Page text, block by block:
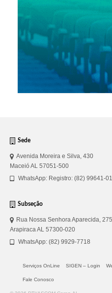
Contatos
Fale Conosco
NEP
Sede
Avenida Moreira e Silva, 430
Maceió AL 57051-500
WhatsApp: Registro: (82) 99641-
Subseção
Rua Nossa Senhora Aparecida, 275
Arapiraca AL 57300-020
WhatsApp: (82) 9929-7718
Serviços OnLine SIGEN – Login
Fale Conosco